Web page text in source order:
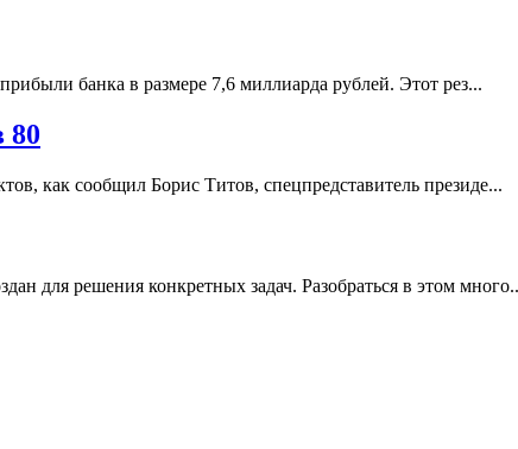
банка в размере 7,6 миллиарда рублей. Этот рез...
80
как сообщил Борис Титов, спецпредставитель президе...
для решения конкретных задач. Разобраться в этом